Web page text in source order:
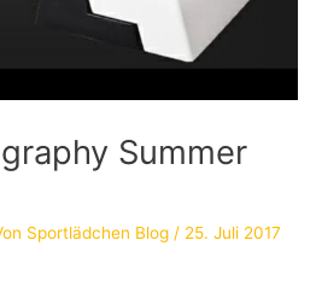
Summer
Sportlädchen Blog / 25. Juli 2017